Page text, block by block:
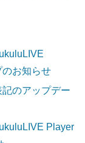
のお知らせ
のアップデー
Player